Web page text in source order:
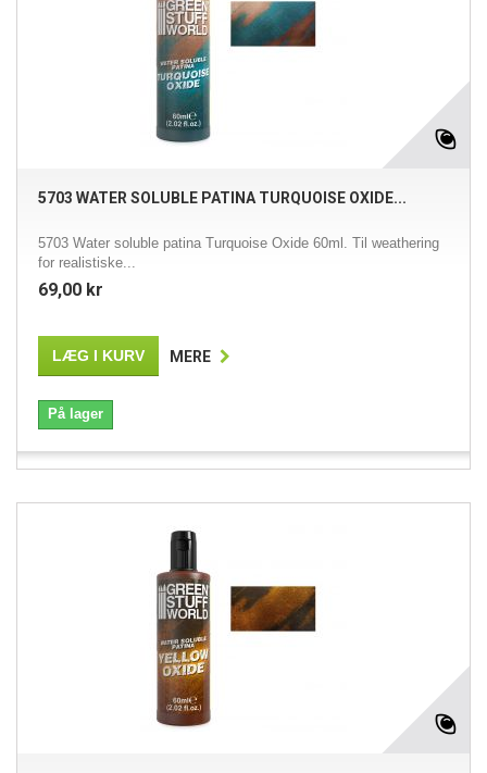
5703 WATER SOLUBLE PATINA TURQUOISE OXIDE...
5703 Water soluble patina Turquoise Oxide 60ml. Til weathering
for realistiske...
69,00 kr
LÆG I KURV MERE
På lager